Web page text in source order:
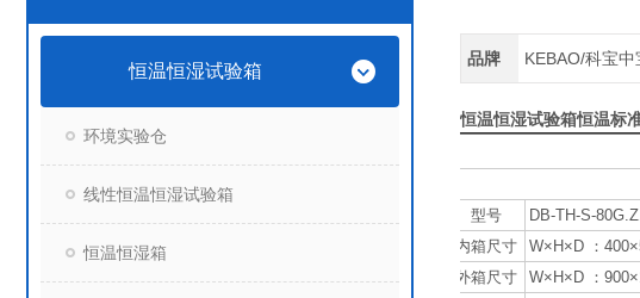
恒温恒湿试验箱
环境实验仓
线性恒温恒湿试验箱
恒温恒湿箱
品牌 KEBAO/科宝中
恒温恒湿试验箱恒温标
型号
DB-TH-S-
内箱尺寸
W×H×D ：
外箱尺寸
W×H×D ：